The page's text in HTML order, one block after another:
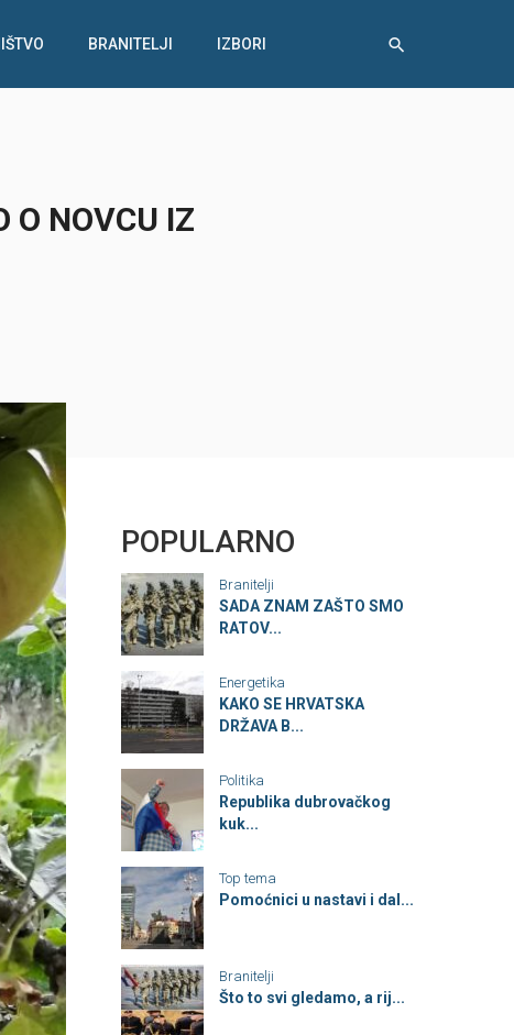
BRANITELJI IZBORI
O NOVCU IZ
POPULARNO
Branitelji
SADA ZNAM ZAŠTO SMO
RATOV...
Energetika
KAKO SE HRVATSKA
DRŽAVA B...
Politika
Republika dubrovačkog
kuk...
Top tema
Pomoćnici u nastavi i dal...
Branitelji
Što to svi gledamo, a rij...